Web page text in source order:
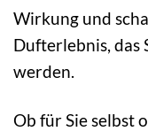
Wirkung und
Dufterlebnis, das
werden.
Ob für Sie selbst